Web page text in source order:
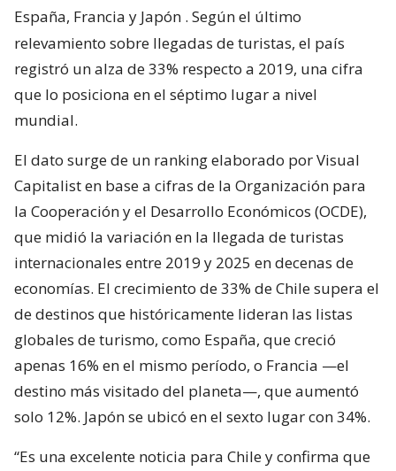
España, Francia y Japón . Según el último
relevamiento sobre llegadas de turistas, el país
registró un alza de 33% respecto a 2019, una cifra
que lo posiciona en el séptimo lugar a nivel
mundial.
El dato surge de un ranking elaborado por Visual
Capitalist en base a cifras de la Organización para
la Cooperación y el Desarrollo Económicos (OCDE),
que midió la variación en la llegada de turistas
internacionales entre 2019 y 2025 en decenas de
economías. El crecimiento de 33% de Chile supera el
de destinos que históricamente lideran las listas
globales de turismo, como España, que creció
apenas 16% en el mismo período, o Francia —el
destino más visitado del planeta—, que aumentó
solo 12%. Japón se ubicó en el sexto lugar con 34%.
“Es una excelente noticia para Chile y confirma que